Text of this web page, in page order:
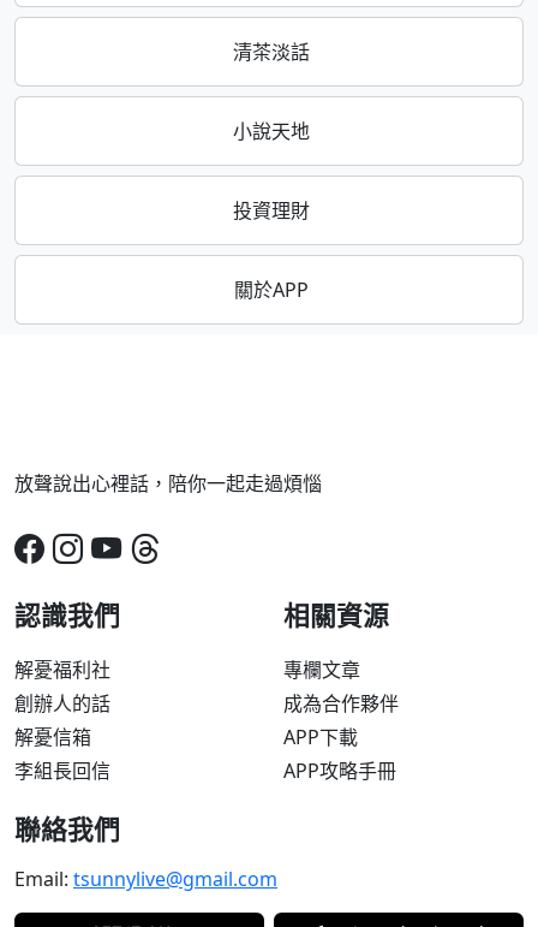
清茶淡話
小說天地
投資理財
關於APP
放聲說出心裡話，陪你一起走過煩惱
認識我們
解憂福利社
創辦人的話
解憂信箱
李組長回信
相關資源
專欄文章
成為合作夥伴
APP下載
APP攻略手冊
聯絡我們
Email: tsunnylive@gmail.com